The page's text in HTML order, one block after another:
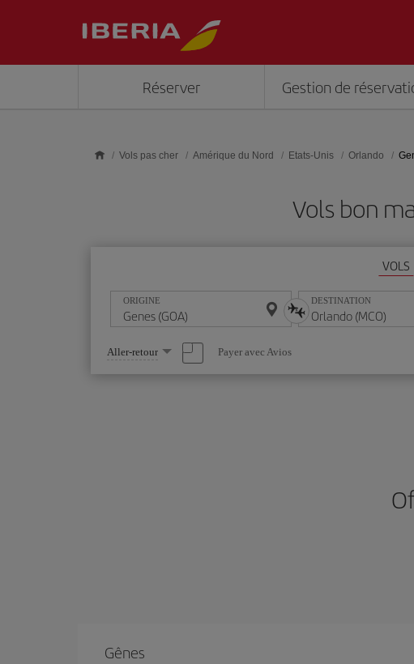
Réserver Gestion de
Vols pas cher Amérique du Nord Etats-Unis Orlando
Vols bon
VOLS
ORIGINE DESTINATION
Sélectionnez
une
option
Aller-retour Payer avec Avios
Gênes